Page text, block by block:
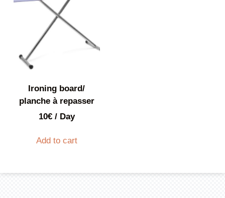
Ironing board/
planche à repasser
10€/ Day
Add to cart